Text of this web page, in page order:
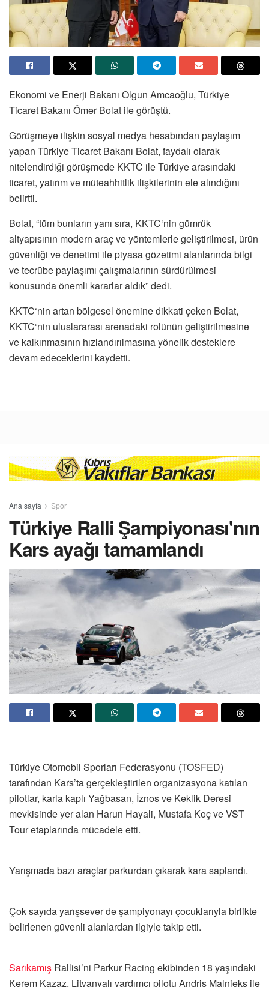
Ekonomi ve Enerji Bakanı Olgun Amcaoğlu, Türkiye
Ticaret Bakanı Ömer Bolat ile görüştü.
Görüşmeye ilişkin sosyal medya hesabından paylaşım
yapan Türkiye Ticaret Bakanı Bolat, faydalı olarak
nitelendirdiği görüşmede KKTC ile Türkiye arasındaki
ticaret, yatırım ve müteahhitlik ilişkilerinin ele alındığını
belirtti.
Bolat, “tüm bunların yanı sıra, KKTC‘nin gümrük
altyapısının modern araç ve yöntemlerle geliştirilmesi, ürün
güvenliği ve denetimi ile piyasa gözetimi alanlarında bilgi
ve tecrübe paylaşımı çalışmalarının sürdürülmesi
konusunda önemli kararlar aldık” dedi.
KKTC‘nin artan bölgesel önemine dikkati çeken Bolat,
KKTC‘nin uluslararası arenadaki rolünün geliştirilmesine
ve kalkınmasının hızlandırılmasına yönelik desteklere
devam edeceklerini kaydetti.
Ana sayfa Spor
Türkiye Ralli Şampiyonası'nın
Kars ayağı tamamlandı
Türkiye Otomobil Sporları Federasyonu (TOSFED)
tarafından Kars’ta gerçekleştirilen organizasyona katılan
pilotlar, karla kaplı Yağbasan, İznos ve Keklik Deresi
mevkisinde yer alan Harun Hayali, Mustafa Koç ve VST
Tour etaplarında mücadele etti.
Yarışmada bazı araçlar parkurdan çıkarak kara saplandı.
Çok sayıda yarışsever de şampiyonayı çocuklarıyla birlikte
belirlenen güvenli alanlardan ilgiyle takip etti.
Sarıkamış Rallisi’ni Parkur Racing ekibinden 18 yaşındaki
Kerem Kazaz, Litvanyalı yardımcı pilotu Andris Malnieks ile